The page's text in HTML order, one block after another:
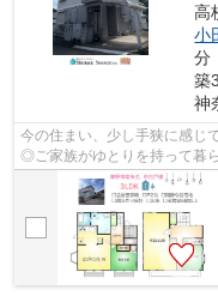
高
小
分
築
神
今の住まい、少し手狭に感じ
◎ご家族がゆとりを持って暮
りご見学いただけます。お気